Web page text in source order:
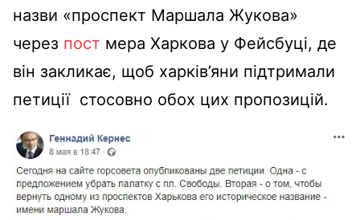
назви «проспект Маршала Жукова»
через пост мера Харкова у Фейсбуці, де
він закликає, щоб харків’яни підтримали
петиції стосовно обох цих пропозицій.